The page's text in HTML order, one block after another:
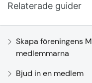
Relaterade guider
Skapa föreningens
medlemmarna
Bjud in en medlem